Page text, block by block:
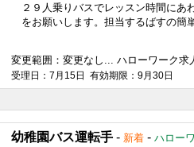
２９人乗りバスでレッスン時間にあ
をお願いします。担当するばすの簡
変更範囲：変更なし... ハローワーク求
受理日：7月15日 有効期限：9月30日
幼稚園バス運転手 - 新着 - ハロー